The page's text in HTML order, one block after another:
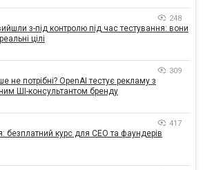
248
з-під контролю під час тестування: вони
цілі
309
не потрібні? OpenAI тестує рекламу з
ШІ-консультантом бренду
417
безплатний курс для CEO та фаундерів